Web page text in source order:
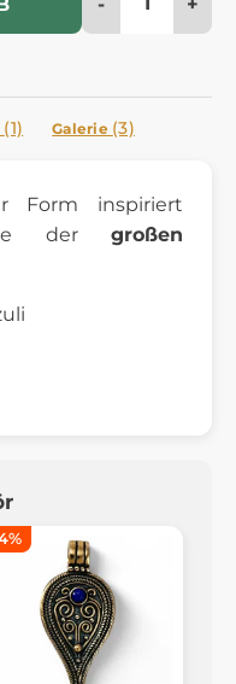
(1) Galerie (3)
Form inspiriert
der großen